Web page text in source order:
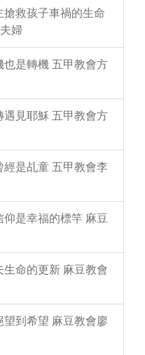
救孩子車禍的生命
婦
是轉機 五甲教會方
見耶穌 五甲教會方
是乩童 五甲教會李
是幸福的標竿 麻豆
命的更新 麻豆教會
到希望 麻豆教會廖